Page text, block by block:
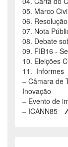
05. Marco
06.
07. Nota
08. Debate
09. FIB16 -
10. Eleições
11. Informes
– Câmara de
Inovação
– Evento de
– ICANN85